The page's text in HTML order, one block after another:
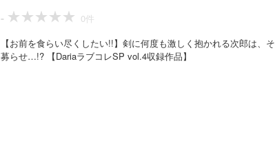
-
0件
【お前を食らい尽くしたい!!】剣に何度も激しく抱かれる次郎は、
募らせ…!? 【DariaラブコレSP vol.4収録作品】